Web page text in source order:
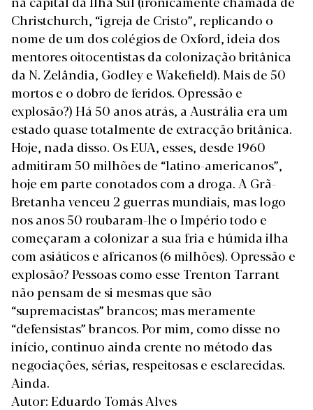
Christchurch, “igreja de Cristo”, replicando o
nome de um dos colégios de Oxford, ideia dos
mentores oitocentistas da colonização britânica
da N. Zelândia, Godley e Wakefield). Mais de 50
mortos e o dobro de feridos. Opressão e
explosão?) Há 50 anos atrás, a Austrália era um
estado quase totalmente de extracção britânica.
Hoje, nada disso. Os EUA, esses, desde 1960
admitiram 50 milhões de “latino-americanos”,
hoje em parte conotados com a droga. A Grã-
Bretanha venceu 2 guerras mundiais, mas logo
nos anos 50 roubaram-lhe o Império todo e
começaram a colonizar a sua fria e húmida ilha
com asiáticos e africanos (6 milhões). Opressão e
explosão? Pessoas como esse Trenton Tarrant
não pensam de si mesmas que são
“supremacistas” brancos; mas meramente
“defensistas” brancos. Por mim, como disse no
início, continuo ainda crente no método das
negociações, sérias, respeitosas e esclarecidas.
Ainda.
Autor: Eduardo Tomás Alves